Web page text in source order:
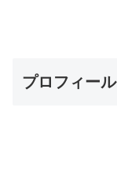
プロフィール